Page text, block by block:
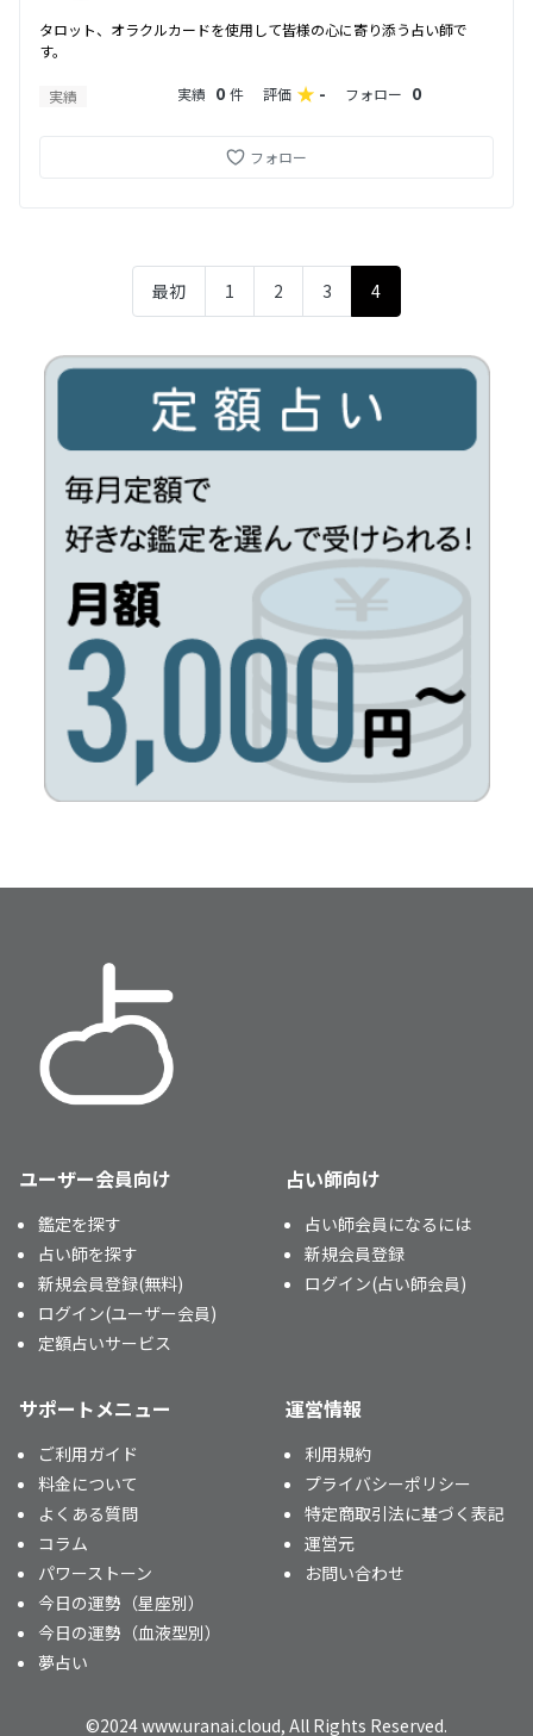
フォロー
タロット、オラクルカードを使用して皆様の心に寄り添う占い師で
す。
実績 実績 0 件 評価 - フォロー 0
最初 1 2 3 4
ユーザー会員向け
鑑定を探す
占い師を探す
新規会員登録(無料)
ログイン(ユーザー会員)
定額占いサービス
占い師向け
占い師会員になるには
新規会員登録
ログイン(占い師会員)
サポートメニュー
ご利用ガイド
料金について
よくある質問
コラム
パワーストーン
今日の運勢（星座別）
今日の運勢（血液型別）
夢占い
運営情報
利用規約
プライバシーポリシー
特定商取引法に基づく表記
運営元
お問い合わせ
©2024 www.uranai.cloud, All Rights Reserved.